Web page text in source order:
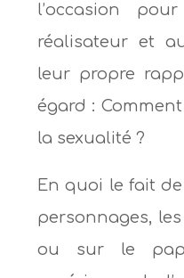
l’occasion pour
réalisateur et
leur propre
égard :
la sexualité ?
En quoi le fait
personnages,
ou sur le